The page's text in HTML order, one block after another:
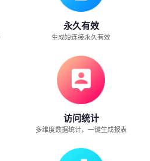
永久有效
生成短连接永久有效
访问统计
多维度数据统计，一键生成报表